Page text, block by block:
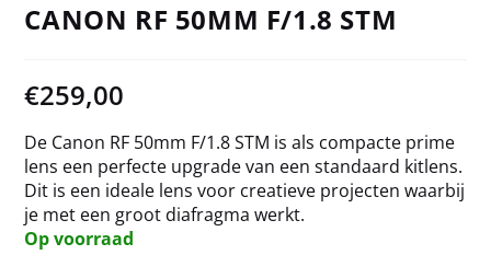
CANON RF 50MM F/1.8 STM
€259,00
De Canon RF 50mm F/1.8 STM is als compacte prime
lens een perfecte upgrade van een standaard kitlens.
Dit is een ideale lens voor creatieve projecten waarbij
je met een groot diafragma werkt.
Op voorraad